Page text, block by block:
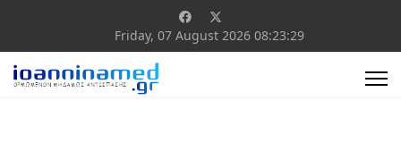
Friday, 07 August 2026 08:23:29